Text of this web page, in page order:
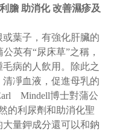
膽 助消化 改善濕疹及
葉子，有強化肝臟的
英有“尿床草”之稱，
病的人飲用。除此之
凈血液，促進母乳的
Mindell博士對蒲公
的利尿劑和助消化聖
量鉀成分還可以和鈉